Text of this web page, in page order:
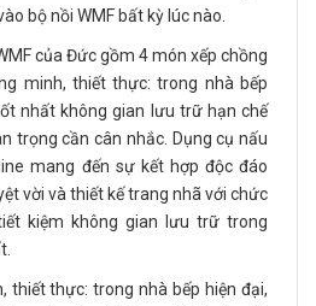
bộ nồi WMF bất kỳ lúc nào.
của Đức gồm 4 món xếp chồng
minh, thiết thực: trong nhà bếp
nhất không gian lưu trữ hạn chế
trọng cần cân nhắc. Dụng cụ nấu
mang đến sự kết hợp độc đáo
vời và thiết kế trang nhã với chức
kiệm không gian lưu trữ trong
thiết thực: trong nhà bếp hiện đại,